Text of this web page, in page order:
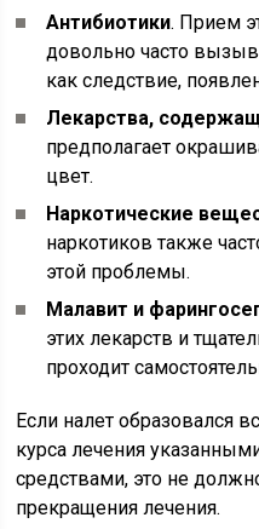
Антибиотики. Прием
довольно часто
как следствие,
Лекарства,
предполагает
цвет.
Наркотические
наркотиков также
этой проблемы.
Малавит и
этих лекарств и
проходит
Если налет образовался
курса лечения
средствами, это не
прекращения лечения.